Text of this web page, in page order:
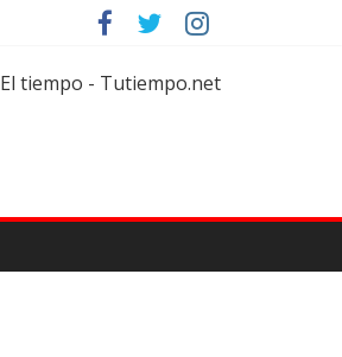
El tiempo - Tutiempo.net